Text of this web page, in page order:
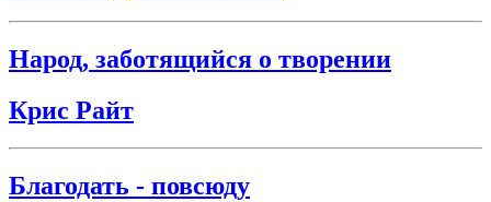
Народ, заботящийся о творении
Крис Райт
Благодать - повсюду